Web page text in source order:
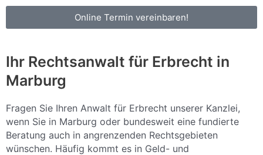
Online Termin vereinbaren!
Ihr Rechtsanwalt für Erbrecht in
Marburg
Fragen Sie Ihren Anwalt für Erbrecht unserer Kanzlei,
wenn Sie in Marburg oder bundesweit eine fundierte
Beratung auch in angrenzenden Rechtsgebieten
wünschen. Häufig kommt es in Geld- und